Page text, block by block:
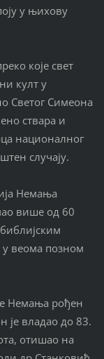
у њихову
које свет
култ у
Светог Симеона
ствара и
националног
случају.
Немања
више од 60
у веома позном
Немања рођен
је владао до 83.
отишао на